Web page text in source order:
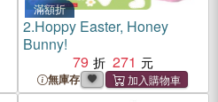
滿額折
2.Hoppy Easter, Honey
Bunny!
79
271
無庫存